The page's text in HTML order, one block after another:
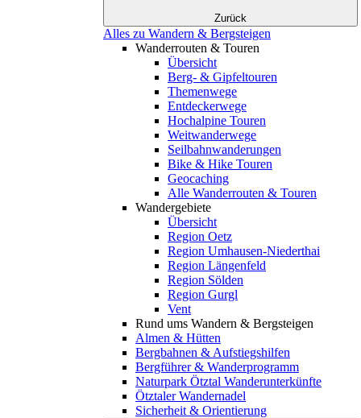
Zurück
Alles zu Wandern & Bergsteigen
Wanderrouten & Touren
Übersicht
Berg- & Gipfeltouren
Themenwege
Entdeckerwege
Hochalpine Touren
Weitwanderwege
Seilbahnwanderungen
Bike & Hike Touren
Geocaching
Alle Wanderrouten & Touren
Wandergebiete
Übersicht
Region Oetz
Region Umhausen-Niederthai
Region Längenfeld
Region Sölden
Region Gurgl
Vent
Rund ums Wandern & Bergsteigen
Almen & Hütten
Bergbahnen & Aufstiegshilfen
Bergführer & Wanderprogramm
Naturpark Ötztal Wanderunterkünfte
Ötztaler Wandernadel
Sicherheit & Orientierung